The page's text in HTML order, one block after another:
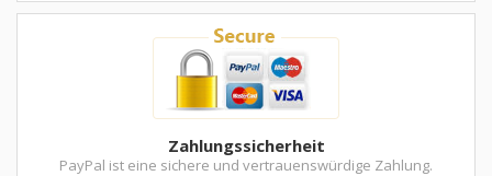
Zahlungssicherheit
PayPal ist eine sichere und vertrauenswürdige Zahlung.